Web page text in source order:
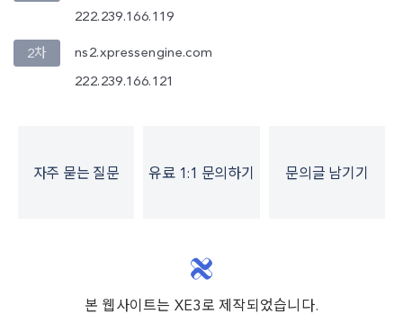
222.239.166.119
2차 ns2.xpressengine.com
222.239.166.121
자주 묻는 질문 유료 1:1 문의하기 문의글 남기기
본 웹사이트는 XE3로 제작되었습니다.